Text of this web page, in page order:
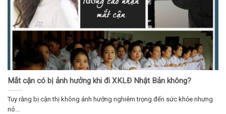
Mắt cận có bị ảnh hưởng khi đi XKLĐ Nhật Bản không?
Tuy rằng bị cận thị không ảnh hưởng nghiêm trọng đến sức khỏe nhưng
nó...